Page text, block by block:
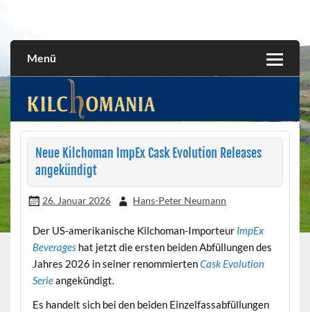
Menü
Neue Kilchoman ImpEx Cask Evolution Releases
angekündigt
26. Januar 2026 Hans-Peter Neumann
Der US-amerikanische Kilchoman-Importeur ImpEx
Beverageshat jetzt die ersten beiden Abfüllungen des
Jahres 2026 in seiner renommiertenCask Evolution
Serieangekündigt.
Es handelt sich bei den beiden Einzelfassabfüllungen